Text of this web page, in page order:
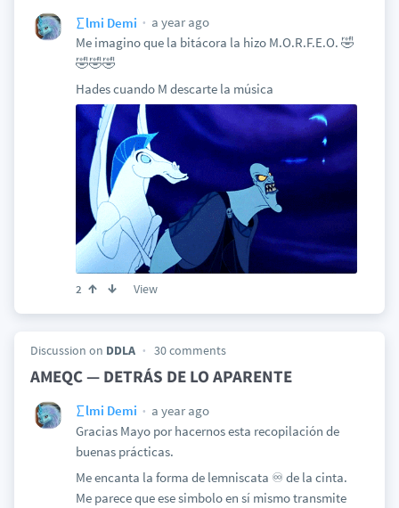
∑lmi Demi
a year ago
Me imagino que la bitácora la hizo M.O.R.F.E.O. 🤣
🤣🤣🤣
Hades cuando M descarte la música
2 View
Discussion on DDLA 30 comments
AMEQC — DETRÁS DE LO APARENTE
∑lmi Demi
a year ago
Gracias Mayo por hacernos esta recopilación de
buenas prácticas.
Me encanta la forma de lemniscata ♾️ de la cinta.
Me parece que ese simbolo en sí mismo transmite